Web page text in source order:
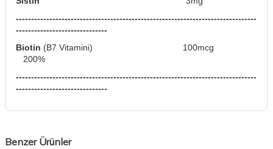
-------------------------------------------------------------------------------
------------------------------
Biotin (B7 Vitamini) 100mcg
200%
-------------------------------------------------------------------------------
------------------------------
Benzer Ürünler